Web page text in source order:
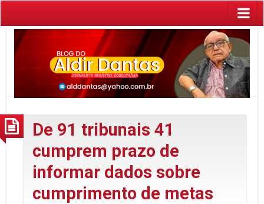
De 91 tribunais 41
cumprem prazo de
informar dados sobre
cumprimento de metas